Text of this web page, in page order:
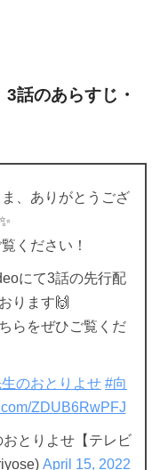
3話のあらすじ・
、ありがとうござ
ください！
にて3話の先行配
ります🙌
らをぜひご覧くだ
のおとりよせ #向
ZDUB6RwPFJ
とりよせ【テレビ
April 15, 2022